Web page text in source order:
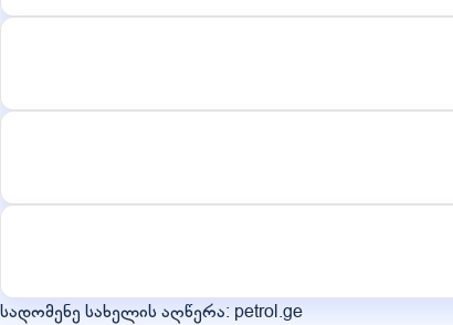
სადომენე სახელის აღწერა: petrol.ge